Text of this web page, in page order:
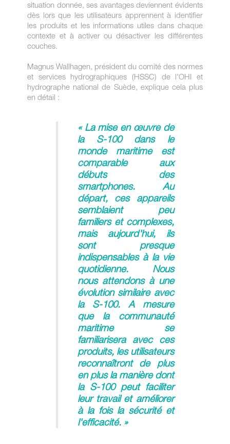
situation donnée, ses avantages deviennent évidents
dès lors que les utilisateurs apprennent à identifier
les produits et les informations utiles dans chaque
contexte et à activer ou désactiver les différentes
couches.
Magnus Wallhagen, président du comité des normes
et services hydrographiques (HSSC) de l'OHI et
hydrographe national de Suède, explique cela plus
en détail :
« La mise en œuvre de
la S-100 dans le
monde maritime est
comparable aux
débuts des
smartphones. Au
départ, ces appareils
semblaient peu
familiers et complexes,
mais aujourd'hui, ils
sont presque
indispensables à la vie
quotidienne. Nous
nous attendons à une
évolution similaire avec
la S-100. A mesure
que la communauté
maritime se
familiarisera avec ces
produits, les utilisateurs
reconnaîtront de plus
en plus la manière dont
la S-100 peut faciliter
leur travail et améliorer
à la fois la sécurité et
l'efficacité. »